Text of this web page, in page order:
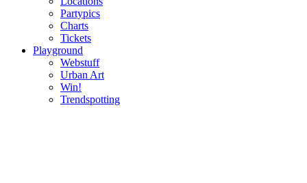
Partypics
Charts
Tickets
Playground
Webstuff
Urban Art
Win!
Trendspotting